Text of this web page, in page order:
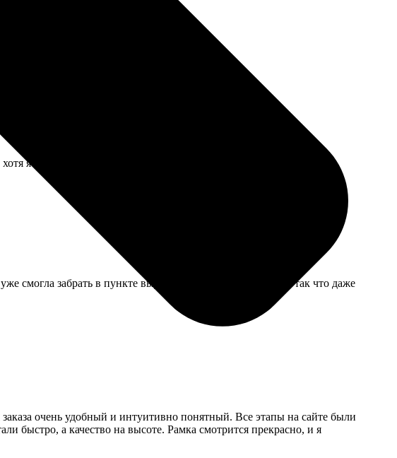
я выбирал самовывоз. Ошибка вышла, но не критично.
смогла забрать в пункте выдачи. Сильно болела голова, так что даже
очень удобный и интуитивно понятный. Все этапы на сайте были
быстро, а качество на высоте. Рамка смотрится прекрасно, и я